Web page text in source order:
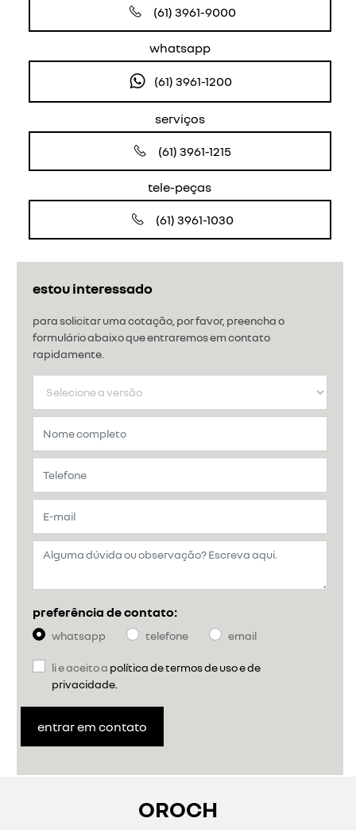
estou interessado
para solicitar uma cotação, por favor, preencha o
formulário abaixo que entraremos em contato
rapidamente.
preferência de contato:
whatsapp telefone email
li e aceito a política de termos de uso e de
privacidade.
entrar em contato
(61) 3961-9000
whatsapp
(61) 3961-1200
serviços
(61) 3961-1215
tele-peças
(61) 3961-1030
OROCH